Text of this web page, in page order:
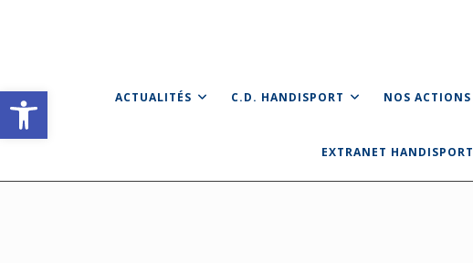
ACTUALITÉS C.D. HANDISPORT NOS ACTIONS
EXTRANET HANDISPORT
Ouvrir la barre d’outils